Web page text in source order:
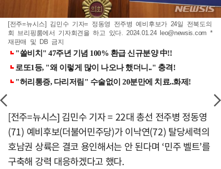
[전주=뉴시스] 김민수 기자= 정동영 전주병 예비후보가 24일 전북도의
회 브리핑룸에서 기자회견을 하고 있다. 2024.01.24 leo@newsis.com *
재판매 및 DB 금지
[전주=뉴시스] 김민수 기자 = 22대 총선 전주병 정동영
(71) 예비후보(더불어민주당)가 이낙연(72) 탈당세력의
호남권 상륙은 결코 용인해서는 안 된다며 ‘민주 벨트’를
구축해 강력 대응하겠다고 했다.